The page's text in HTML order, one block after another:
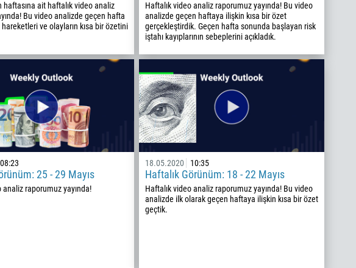
haftasına ait haftalık video analiz
Bu video analizde geçen hafta
ve olayların kısa bir özetini
Haftalık video analiz raporumuz yayında! Bu video
analizde geçen haftaya ilişkin kısa bir özet
gerçekleştirdik. Geçen hafta sonunda başlayan risk
iştahı kayıplarının sebeplerini açıkladık.
08:23
25 - 29 Mayıs
analiz raporumuz yayında!
18.05.2020 10:35
Haftalık Görünüm: 18 - 22 Mayıs
Haftalık video analiz raporumuz yayında! Bu video
analizde ilk olarak geçen haftaya ilişkin kısa bir özet
geçtik.